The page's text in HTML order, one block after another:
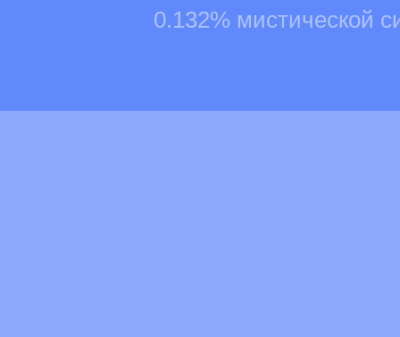
0.132% мистической